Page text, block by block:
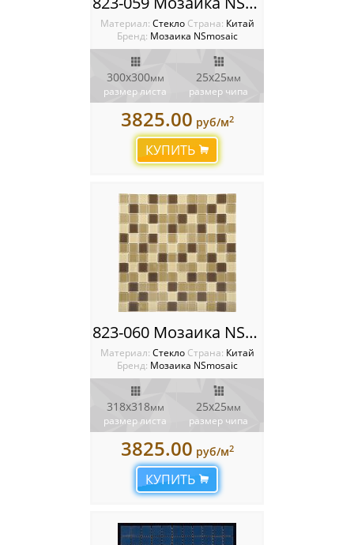
Материал: Стекло Cтрана: Китай
Бренд: Мозаика NSmosaic
300x300мм
размер листа
25х25мм
размер чипа
3825.00 руб/м2
КУПИТЬ
823-060 Мозаика NSmosaic
Материал: Стекло Cтрана: Китай
Бренд: Мозаика NSmosaic
318x318мм
размер листа
25х25мм
размер чипа
3825.00 руб/м2
КУПИТЬ